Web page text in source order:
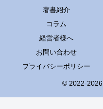
著書紹介
コラム
経営者様へ
お問い合わせ
プライバシーポリシー
© 2022-2026